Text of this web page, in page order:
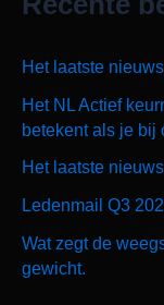
e
n
a
r
:
Het laatste
Het NL Actief
betekent als je bij
Het laatste
Ledenmail Q3
Wat zegt de
gewicht.